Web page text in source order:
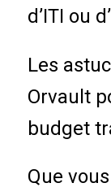
d’ITI ou
Les
Orvault
budget
Que